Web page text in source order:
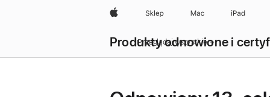
Apple Sklep Mac iPad
Produkty odnowione i
Przeglądaj wszystkie